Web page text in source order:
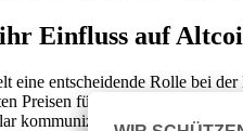
Einfluss auf
entscheidende Rolle bei
Preisen führen kann,
kommunizieren und einen